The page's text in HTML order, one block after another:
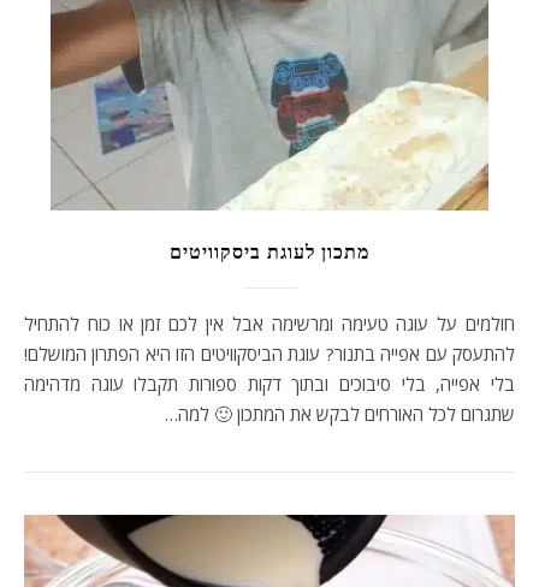
מתכון לעוגת ביסקוויטים
חולמים על עוגה טעימה ומרשימה אבל אין לכם זמן או כוח להתחיל
להתעסק עם אפייה בתנור? עוגת הביסקוויטים הזו היא הפתרון המושלם!
בלי אפייה, בלי סיבוכים ובתוך דקות ספורות תקבלו עוגה מדהימה
שתגרום לכל האורחים לבקש את המתכון 🙂 למה…